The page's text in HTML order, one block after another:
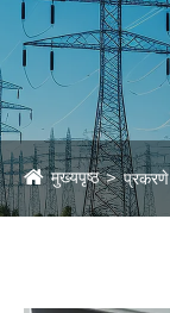
मुख्यपृष्ठ प्रकरणे